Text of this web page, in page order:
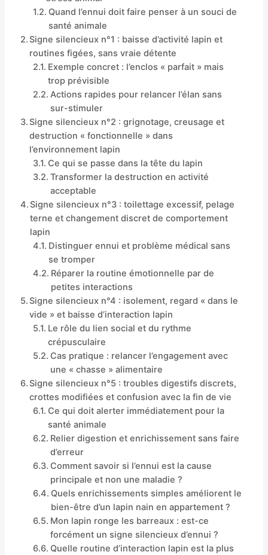
Quand l’ennui doit faire penser à un souci de
santé animale
Signe silencieux n°1 : baisse d’activité lapin et
routines figées, sans vraie détente
Exemple concret : l’enclos « parfait » mais
trop prévisible
Actions rapides pour relancer l’élan sans
sur-stimuler
Signe silencieux n°2 : grignotage, creusage et
destruction « fonctionnelle » dans
l’environnement lapin
Ce qui se passe dans la tête du lapin
Transformer la destruction en activité
acceptable
Signe silencieux n°3 : toilettage excessif, pelage
terne et changement discret de comportement
lapin
Distinguer ennui et problème médical sans
se tromper
Réparer la routine émotionnelle par de
petites interactions
Signe silencieux n°4 : isolement, regard « dans le
vide » et baisse d’interaction lapin
Le rôle du lien social et du rythme
crépusculaire
Cas pratique : relancer l’engagement avec
une « chasse » alimentaire
Signe silencieux n°5 : troubles digestifs discrets,
crottes modifiées et confusion avec la fin de vie
Ce qui doit alerter immédiatement pour la
santé animale
Relier digestion et enrichissement sans faire
d’erreur
Comment savoir si l’ennui est la cause
principale et non une maladie ?
Quels enrichissements simples améliorent le
bien-être d’un lapin nain en appartement ?
Mon lapin ronge les barreaux : est-ce
forcément un signe silencieux d’ennui ?
Quelle routine d’interaction lapin est la plus